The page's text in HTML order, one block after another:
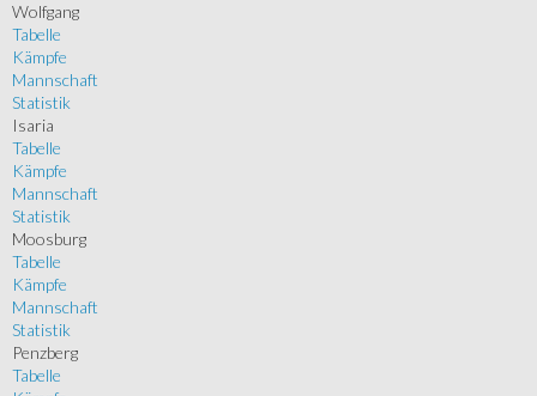
Wolfgang
Tabelle
Kämpfe
Mannschaft
Statistik
Isaria
Tabelle
Kämpfe
Mannschaft
Statistik
Moosburg
Tabelle
Kämpfe
Mannschaft
Statistik
Penzberg
Tabelle